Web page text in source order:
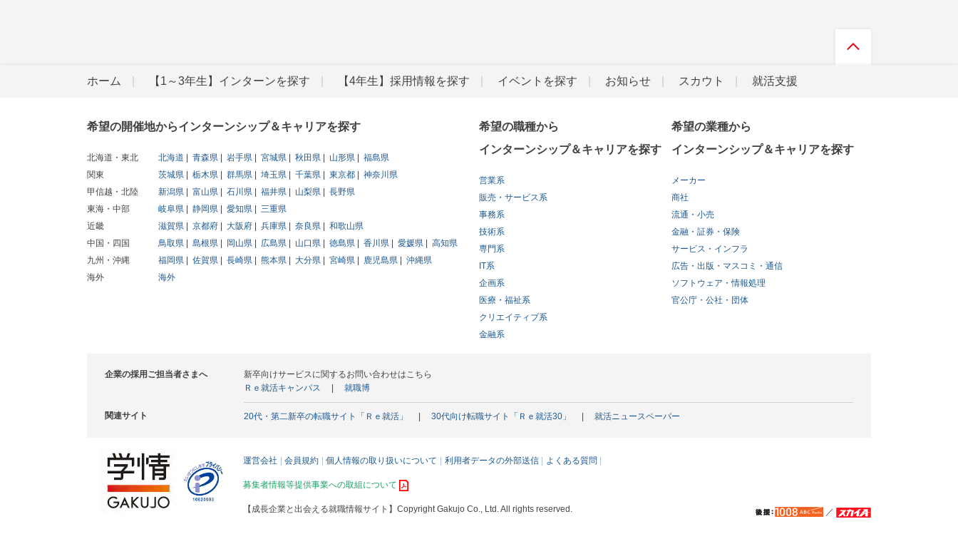
ホーム 【1～3年生】インターンを探す 【4年生】採用情報を探す イベントを探す お知らせ スカウト 就活支援
希望の開催地からインターンシップ＆キャリアを探す
北海道・東北 北海道 青森県 岩手県 宮城県 秋田県 山形県
福島県
関東
茨城県 栃木県 群馬県 埼玉県 千葉県 東京都
神奈川県
甲信越・北陸
新潟県 富山県 石川県 福井県 山梨県
長野県
東海・中部
岐阜県 静岡県 愛知県
三重県
近畿
滋賀県 京都府 大阪府 兵庫県 奈良県
和歌山県
中国・四国
鳥取県 島根県 岡山県 広島県 山口県 徳島県 香川県 愛媛県
高知県
九州・沖縄
福岡県 佐賀県 長崎県 熊本県 大分県 宮崎県 鹿児島県
沖縄県
海外
海外
希望の職種から
インターンシップ＆キャリアを探す
営業系
販売・サービス系
事務系
技術系
専門系
IT系
企画系
医療・福祉系
クリエイティブ系
金融系
希望の業種から
インターンシップ＆キャリアを探す
メーカー
商社
流通・小売
金融・証券・保険
サービス・インフラ
広告・出版・マスコミ・通信
ソフトウェア・情報処理
官公庁・公社・団体
企業の採用ご担当者さまへ
新卒向けサービスに関するお問い合わせはこちら
Ｒｅ就活キャンパス
就職博
関連サイト 20代・第二新卒の転職サイト「Ｒｅ就活」 30代向け転職サイト「Ｒｅ就活30」 就活ニュースペーパー
運営会社 会員規約 個人情報の取り扱いについて 利用者データの外部送信 よくある質問
募集者情報等提供事業への取組について
【成長企業と出会える就職情報サイト】 Copyright Gakujo Co., Ltd. All rights reserved. ／